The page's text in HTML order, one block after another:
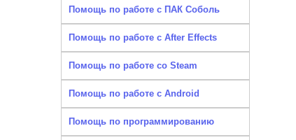
Помощь по работе с ПАК Соболь
Помощь по работе с After Effects
Помощь по работе со Steam
Помощь по работе с Android
Помощь по программированию